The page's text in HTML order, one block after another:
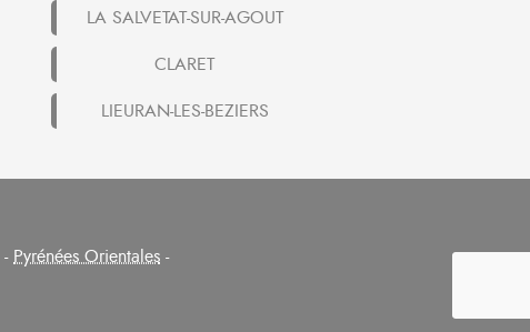
LA SALVETAT-SUR-AGOUT
CLARET
LIEURAN-LES-BEZIERS
-Pyrénées Orientales -